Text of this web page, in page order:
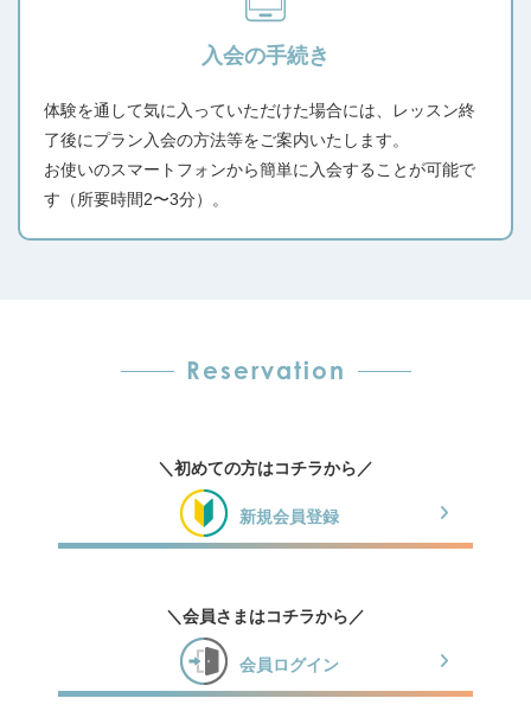
入会の手続き
体験を通して気に入っていただけた場合には、レッスン終
了後にプラン入会の方法等をご案内いたします。
お使いのスマートフォンから簡単に入会することが可能で
す（所要時間2〜3分）。
Reservation
＼初めての方はコチラから／
新規会員登録
＼会員さまはコチラから／
会員ログイン